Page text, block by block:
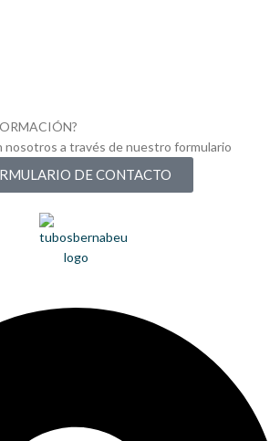
a través de nuestro formulario
DE CONTACTO